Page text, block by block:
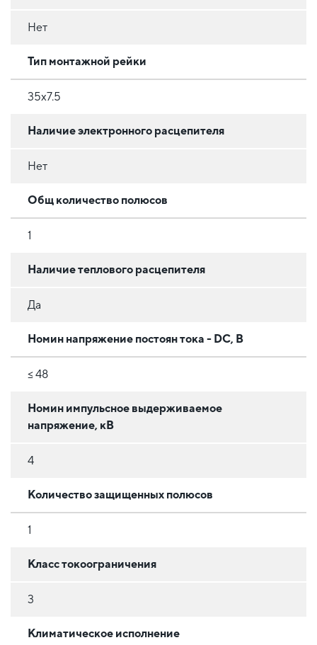
Нет
Тип монтажной рейки
35x7.5
Наличие электронного расцепителя
Нет
Общ количество полюсов
1
Наличие теплового расцепителя
Да
Номин напряжение постоян тока - DC, В
≤ 48
Номин импульсное выдерживаемое
напряжение, кВ
4
Количество защищенных полюсов
1
Класс токоограничения
3
Климатическое исполнение